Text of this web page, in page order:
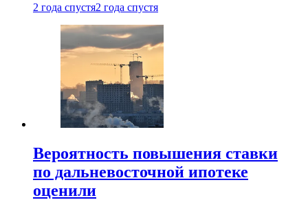
2 года спустя2 года спустя
Вероятность повышения ставки
по дальневосточной ипотеке
оценили